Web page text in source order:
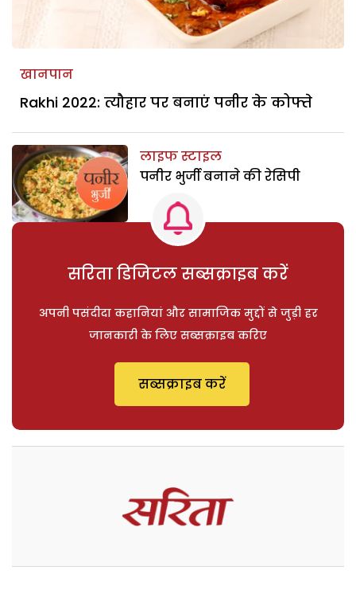
खानपान
Rakhi 2022: त्यौहार पर बनाएं पनीर के कोफ्ते
लाइफ स्टाइल
पनीर भुर्जी बनाने की रेसिपी
सरिता डिजिटल सब्सक्राइब करें
अपनी पसंदीदा कहानियां और सामाजिक मुद्दों से जुड़ी हर
जानकारी के लिए सब्सक्राइब करिए
सब्सक्राइब करें